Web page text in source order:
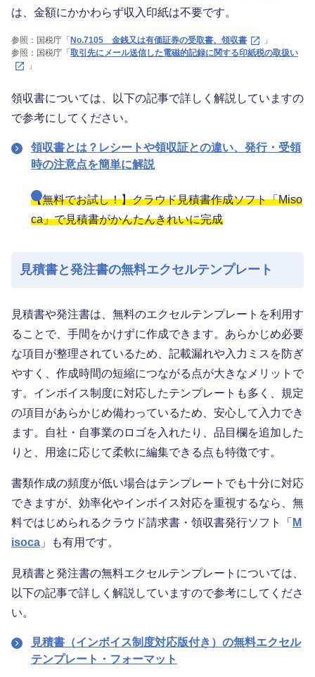
は、金額にかかわらず収入印紙は不要です。
参照：国税庁「 No.7105 金銭又は有価証券の受取書、領収書
」
参照：国税庁「 取引先にメール送信した電磁的記録に関する印紙税の取扱い
」
領収書については、以下の記事で詳しく解説していますの
で参考にしてください。
領収書とは？レシートや領収証との違い、発行・受領
時の注意点を簡単に解説
【無料でお試し！】クラウド見積書作成ソフト「Miso
ca」で見積書がかんたんきれいに完成
見積書と発注書の無料エクセルテンプレート
見積書や発注書は、無料のエクセルテンプレートを利用す
ることで、手間をかけずに作成できます。あらかじめ必要
な項目が整理されているため、記載漏れや入力ミスを防ぎ
やすく、作成時間の短縮につながる点が大きなメリットで
す。インボイス制度に対応したテンプレートも多く、規定
の項目があらかじめ備わっているため、安心して入力でき
ます。自社・自事業のロゴを入れたり、品目欄を追加した
りと、用途に応じて柔軟に編集できる点も特徴です。
書類作成の頻度が低い場合はテンプレートでも十分に対応
できますが、効率化やインボイス対応を重視するなら、無
料ではじめられるクラウド請求書・領収書発行ソフト「 M
isoca 」も有用です。
見積書と発注書の無料エクセルテンプレートについては、
以下の記事で詳しく解説していますので参考にしてくださ
い。
見積書（インボイス制度対応版付き）の無料エクセル
テンプレート・フォーマット